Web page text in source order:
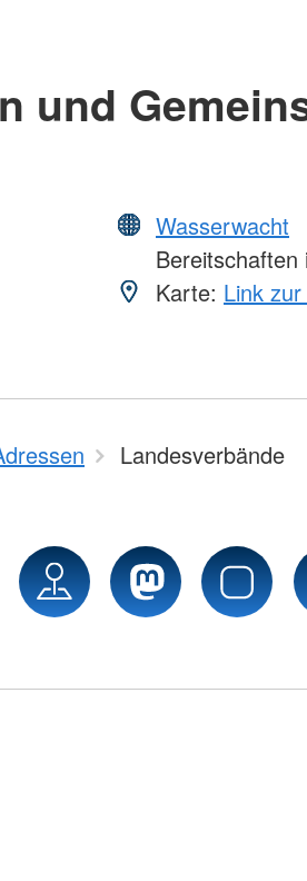
und
Wasserwacht
Karte: Link
Landesverbände